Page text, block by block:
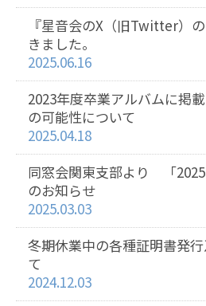
『星音会のX（旧Twitter）
きました。
2025.06.16
2023年度卒業アルバムに掲
の可能性について
2025.04.18
同窓会関東支部より 「
のお知らせ
2025.03.03
冬期休業中の各種証明書発
て
2024.12.03